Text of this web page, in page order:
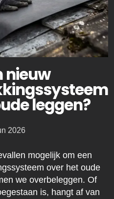
nieuw
leggen?
2026
mogelijk om een
over het oude
we overbeleggen. Of
is, hangt af van